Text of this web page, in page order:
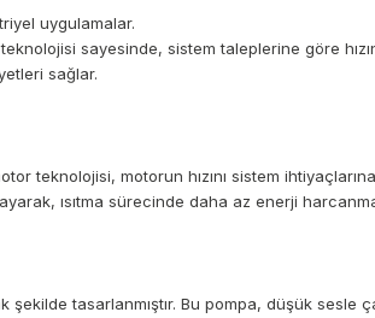
uygulamalar.
sayesinde, sistem taleplerine göre
sağlar.
teknolojisi, motorun hızını sistem
ısıtma sürecinde daha az enerji
tasarlanmıştır. Bu pompa, düşük